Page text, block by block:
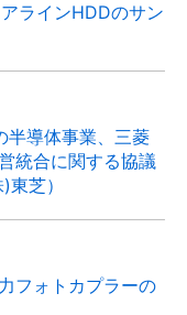
ラインHDDのサン
半導体事業、三菱
統合に関する協議
芝）
フォトカプラーの